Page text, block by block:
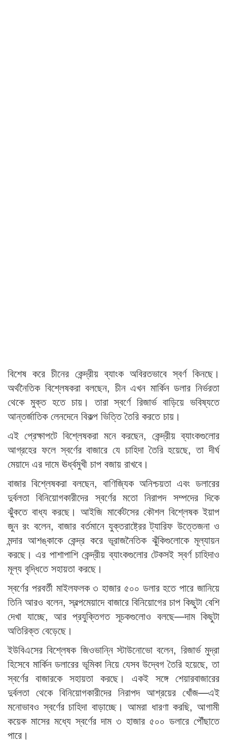
বিশেষ করে চীনের কেন্দ্রীয় ব্যাংক অবিরতভাবে স্বর্ণ কিনছে।
অর্থনৈতিক বিশ্লেষকরা বলছেন, চীন এখন মার্কিন ডলার নির্ভরতা
থেকে মুক্ত হতে চায়। তারা স্বর্ণে রিজার্ভ বাড়িয়ে ভবিষ্যতে
আন্তর্জাতিক লেনদেনে বিকল্প ভিত্তি তৈরি করতে চায়।
এই প্রেক্ষাপটে বিশ্লেষকরা মনে করছেন, কেন্দ্রীয় ব্যাংকগুলোর
আগ্রহের ফলে স্বর্ণের বাজারে যে চাহিদা তৈরি হয়েছে, তা দীর্ঘ
মেয়াদে এর দামে ঊর্ধ্বমুখী চাপ বজায় রাখবে।
বাজার বিশ্লেষকরা বলছেন, বাণিজ্যিক অনিশ্চয়তা এবং ডলারের
দুর্বলতা বিনিয়োগকারীদের স্বর্ণের মতো নিরাপদ সম্পদের দিকে
ঝুঁকতে বাধ্য করছে। আইজি মার্কেটসের কৌশল বিশ্লেষক ইয়াপ
জুন রং বলেন, বাজার বর্তমানে যুক্তরাষ্ট্রের ট্যারিফ উত্তেজনা ও
মন্দার আশঙ্কাকে কেন্দ্র করে ভূরাজনৈতিক ঝুঁকিগুলোকে মূল্যায়ন
করছে। এর পাশাপাশি কেন্দ্রীয় ব্যাংকগুলোর টেকসই স্বর্ণ চাহিদাও
মূল্য বৃদ্ধিতে সহায়তা করছে।
স্বর্ণের পরবর্তী মাইলফলক ৩ হাজার ৫০০ ডলার হতে পারে জানিয়ে
তিনি আরও বলেন, স্বল্পমেয়াদে বাজারে বিনিয়োগের চাপ কিছুটা বেশি
দেখা যাচ্ছে, আর প্রযুক্তিগত সূচকগুলোও বলছে—দাম কিছুটা
অতিরিক্ত বেড়েছে।
ইউবিএসের বিশ্লেষক জিওভান্নি স্টাউনোভো বলেন, রিজার্ভ মুদ্রা
হিসেবে মার্কিন ডলারের ভূমিকা নিয়ে যেসব উদ্বেগ তৈরি হয়েছে, তা
স্বর্ণের বাজারকে সহায়তা করছে। একই সঙ্গে শেয়ারবাজারের
দুর্বলতা থেকে বিনিয়োগকারীদের নিরাপদ আশ্রয়ের খোঁজ—এই
মনোভাবও স্বর্ণের চাহিদা বাড়াচ্ছে। আমরা ধারণা করছি, আগামী
কয়েক মাসের মধ্যে স্বর্ণের দাম ৩ হাজার ৫০০ ডলারে পৌঁছাতে
পারে।